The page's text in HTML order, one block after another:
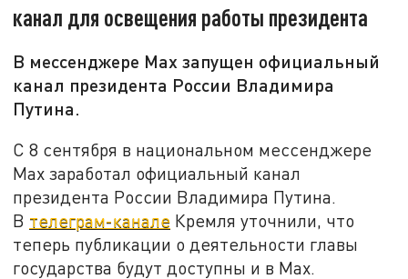
канал для освещения работы президента
В мессенджере Max запущен официальный
канал президента России Владимира
Путина.
С 8 сентября в национальном мессенджере
Max заработал официальный канал
президента России Владимира Путина.
В телеграм-канале Кремля уточнили, что
теперь публикации о деятельности главы
государства будут доступны и в Max.